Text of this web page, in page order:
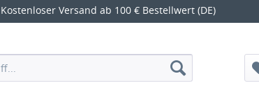
Versand ab 100 € Bestellwert (DE)